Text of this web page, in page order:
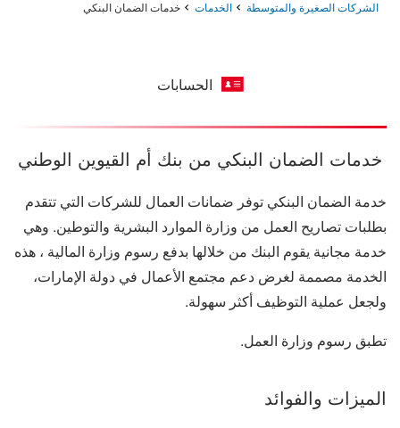
الشركات الصغيرة والمتوسطة الخدمات خدمات الضمان البنكي
الحسابات
خدمات الضمان البنكي من بنك أم القيوين الوطني
خدمة الضمان البنكي توفر ضمانات العمال للشركات التي تتقدم
بطلبات تصاريح العمل من وزارة الموارد البشرية والتوطين. وهي
خدمة مجانية يقوم البنك من خلالها بدفع رسوم وزارة المالية ، هذه
الخدمة مصممة لغرض دعم مجتمع الأعمال في دولة الإمارات،
ولجعل عملية التوظيف أكثر سهولة.
تطبق رسوم وزارة العمل.
الميزات والفوائد